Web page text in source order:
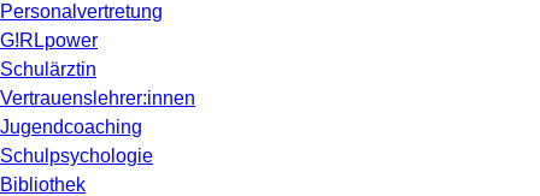
Personalvertretung
G!RLpower
Schulärztin
Vertrauenslehrer:innen
Jugendcoaching
Schulpsychologie
Bibliothek